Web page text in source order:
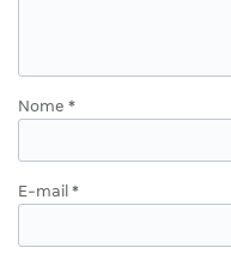
Nome *
E-mail *